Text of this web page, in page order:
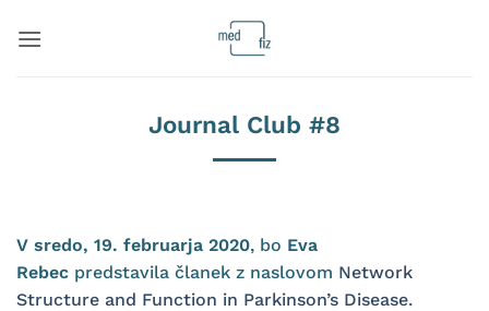
na
Journal Club #8
V sredo, 19. februarja 2020, bo Eva
Rebec predstavila članek z naslovom Network
Structure and Function in Parkinson’s Disease.